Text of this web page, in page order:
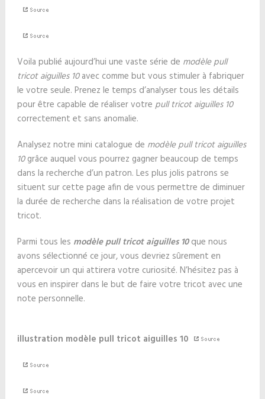
Voila publié aujourd’hui une vaste série de modèle pull
tricot aiguilles 10avec comme but vous stimuler à fabriquer
le votre seule. Prenez le temps d’analyser tous les détails
pour être capable de réaliser votre pull tricot aiguilles 10
correctement et sans anomalie.
Analysez notre mini catalogue de modèle pull tricot aiguilles
10grâce auquel vous pourrez gagner beaucoup de temps
dans la recherche d’un patron. Les plus jolis patrons se
situent sur cette page afin de vous permettre de diminuer
la durée de recherche dans la réalisation de votre projet
tricot.
Parmi tous les modèle pull tricot aiguilles 10que nous
avons sélectionné ce jour, vous devriez sûrement en
apercevoir un qui attirera votre curiosité. N’hésitez pas à
vous en inspirer dans le but de faire votre tricot avec une
note personnelle.
illustration modèle pull tricot aiguilles 10